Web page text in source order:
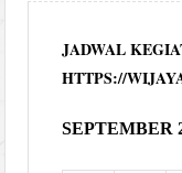
JADWAL
HTTPS://
SEPTEMBER